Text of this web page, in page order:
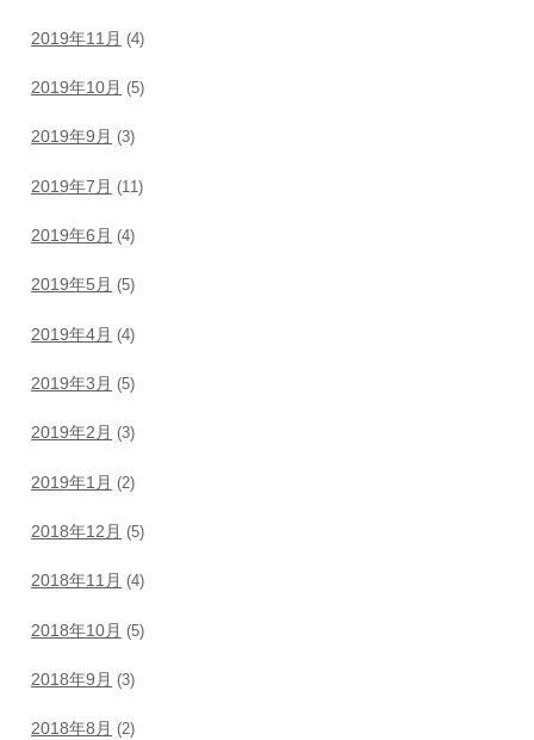
2019年11月 (4)
2019年10月 (5)
2019年9月 (3)
2019年7月 (11)
2019年6月 (4)
2019年5月 (5)
2019年4月 (4)
2019年3月 (5)
2019年2月 (3)
2019年1月 (2)
2018年12月 (5)
2018年11月 (4)
2018年10月 (5)
2018年9月 (3)
2018年8月 (2)